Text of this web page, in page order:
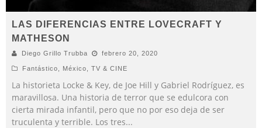
LAS DIFERENCIAS ENTRE LOVECRAFT Y
MATHESON
Diego Grillo Trubba febrero 20, 2020
Fantástico México TV & CINE
La historieta Locke & Key, de Joe Hill y Gabriel Rodríguez, es
maravillosa. Una historia de terror que se edulcora con
cierta mirada infantil, pero que no por eso deja de ser
truculenta y terrible. Los tres...